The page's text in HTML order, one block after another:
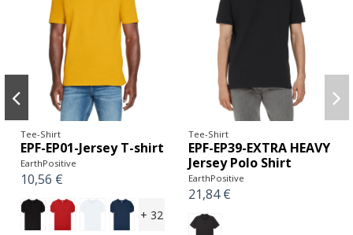
Tee-Shirt
EPF-EP01-Jersey T-shirt
EarthPositive
10,56 €
+ 32
Tee-Shirt
EPF-EP39-EXTRA HEAVY
Jersey Polo Shirt
EarthPositive
21,84 €